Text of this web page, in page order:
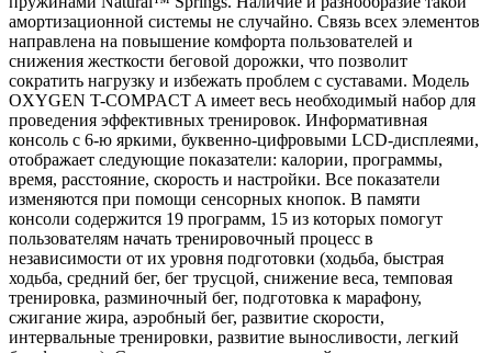
амортизационной системы не случайно. Связь всех элементов
направлена на повышение комфорта пользователей и
снижения жесткости беговой дорожки, что позволит
сократить нагрузку и избежать проблем с суставами. Модель
OXYGEN T-COMPACT A имеет весь необходимый набор для
проведения эффективных тренировок. Информативная
консоль с 6-ю яркими, буквенно-цифровыми LCD-дисплеями,
отображает следующие показатели: калории, программы,
время, расстояние, скорость и настройки. Все показатели
изменяются при помощи сенсорных кнопок. В памяти
консоли содержится 19 программ, 15 из которых помогут
пользователям начать тренировочный процесс в
независимости от их уровня подготовки (ходьба, быстрая
ходьба, средний бег, бег трусцой, снижение веса, темповая
тренировка, разминочный бег, подготовка к марафону,
сжигание жира, аэробный бег, развитие скорости,
интервальные тренировки, развитие выносливости, легкий